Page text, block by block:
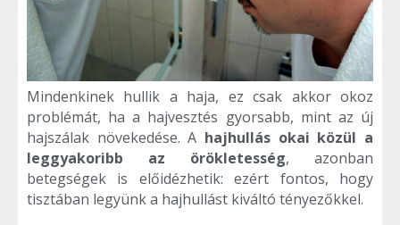
Mindenkinek hullik a haja, ez csak akkor okoz
problémát, ha a hajvesztés gyorsabb, mint az új
hajszálak növekedése. A hajhullás okai közül a
leggyakoribb az örökletesség, azonban
betegségek is előidézhetik: ezért fontos, hogy
tisztában legyünk a hajhullást kiváltó tényezőkkel.